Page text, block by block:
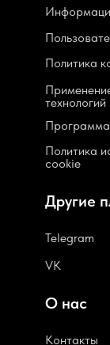
Политика
Программа
Политика
cookie
технологий
Контакты
Telegram
VK
О нас
Другие